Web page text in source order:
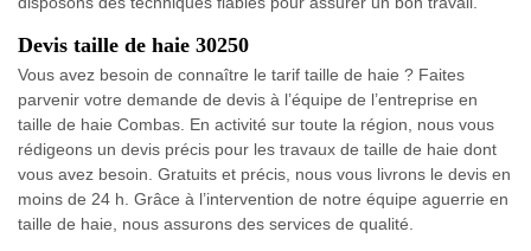
Devis taille de haie 30250
Vous avez besoin de connaître le tarif taille de haie ? Faites
parvenir votre demande de devis à l’équipe de l’entreprise en
taille de haie Combas. En activité sur toute la région, nous vous
rédigeons un devis précis pour les travaux de taille de haie dont
vous avez besoin. Gratuits et précis, nous vous livrons le devis en
moins de 24 h. Grâce à l’intervention de notre équipe aguerrie en
taille de haie, nous assurons des services de qualité.